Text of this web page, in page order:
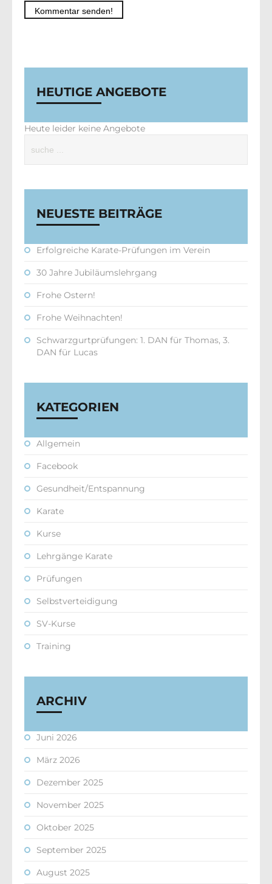
HEUTIGE ANGEBOTE
Heute leider keine Angebote
NEUESTE BEITRÄGE
Erfolgreiche Karate-Prüfungen im Verein
30 Jahre Jubiläumslehrgang
Frohe Ostern!
Frohe Weihnachten!
Schwarzgurtprüfungen: 1. DAN für Thomas, 3.
DAN für Lucas
KATEGORIEN
Allgemein
Facebook
Gesundheit/Entspannung
Karate
Kurse
Lehrgänge Karate
Prüfungen
Selbstverteidigung
SV-Kurse
Training
ARCHIV
Juni 2026
März 2026
Dezember 2025
November 2025
Oktober 2025
September 2025
August 2025